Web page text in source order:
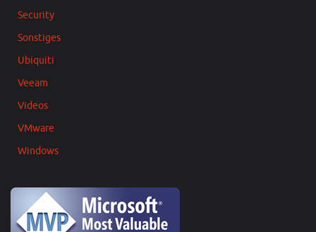
Security
Sonstiges
Ubiquiti
Veeam
Videos
VMware
Windows